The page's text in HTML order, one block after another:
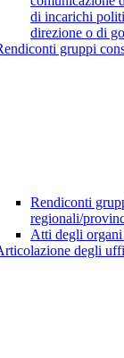
di incarichi
direzione o di
gruppi
Rendiconti
regionali/
Atti degli
degli